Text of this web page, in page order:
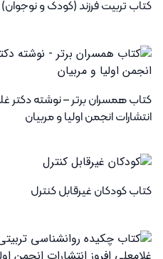
کتاب تربیت فرزند (کودک و نوجوان)
کتاب همسران برتر – نوشته دکتر
انتشارات انجمن اولیا و مربیان
کتاب کودکان غیر‌قابل کنترل